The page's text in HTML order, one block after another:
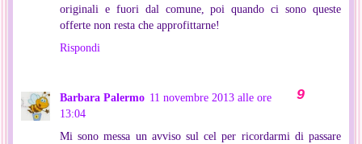
originali e fuori dal comune, poi quando ci sono queste
offerte non resta che approfittarne!
Rispondi
Barbara Palermo 11 novembre 2013 alle ore
13:04
Mi sono messa un avviso sul cel per ricordarmi di passare